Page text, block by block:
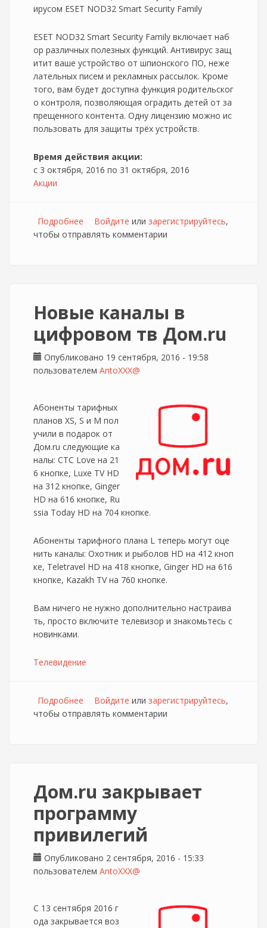
ирусом ESET NOD32 Smart Security Family
ESET NOD32 Smart Security Family включает наб
ор различных полезных функций. Антивирус защ
итит ваше устройство от шпионского ПО, неже
лательных писем и рекламных рассылок. Кроме
того, вам будет доступна функция родительског
о контроля, позволяющая оградить детей от за
прещенного контента. Одну лицензию можно ис
пользовать для защиты трёх устройств.
Время действия акции:
с 3 октября, 2016 по 31 октября, 2016
Акции
Подробнее о 35% скидка на готовую лицензию
антивируса при покупке в Дом.ru
Войдите или зарегистрируйтесь,
чтобы отправлять комментарии
Новые каналы в
цифровом тв Дом.ru
Опубликовано 19 сентября, 2016 - 19:58
пользователем AntoXXX@
Абоненты тарифных
планов XS, S и M пол
учили в подарок от
Дом.ru следующие ка
налы: СТС Love на 21
6 кнопке, Luxe TV HD
на 312 кнопке, Ginger
HD на 616 кнопке, Ru
ssia Today HD на 704 кнопке.
Абоненты тарифного плана L теперь могут оце
нить каналы: Охотник и рыболов HD на 412 кноп
ке, Teletravel HD на 418 кнопке, Ginger HD на 616
кнопке, Kazakh TV на 760 кнопке.
Вам ничего не нужно дополнительно настраива
ть, просто включите телевизор и знакомьтесь с
новинками.
Телевидение
Подробнее о Новые каналы в цифровом тв Дом.ru
Войдите или зарегистрируйтесь,
чтобы отправлять комментарии
Дом.ru закрывает
программу
привилегий
Опубликовано 2 сентября, 2016 - 15:33
пользователем AntoXXX@
С 13 сентября 2016 г
ода закрывается воз